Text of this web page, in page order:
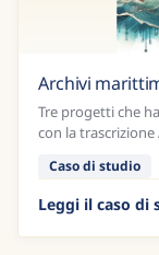
Archivi
Tre progetti che
con la trascrizione
Caso di studio
Leggi il caso di